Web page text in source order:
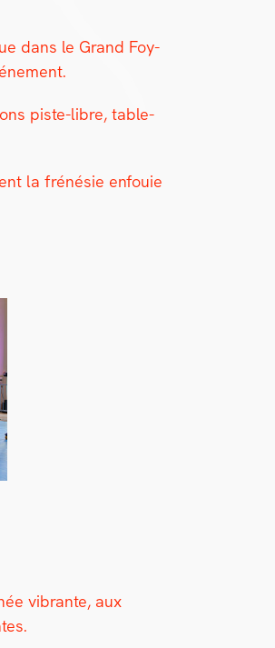
dans le Grand Foy­
piste-libre, table-
la frénésie enfouie
vibrante, aux